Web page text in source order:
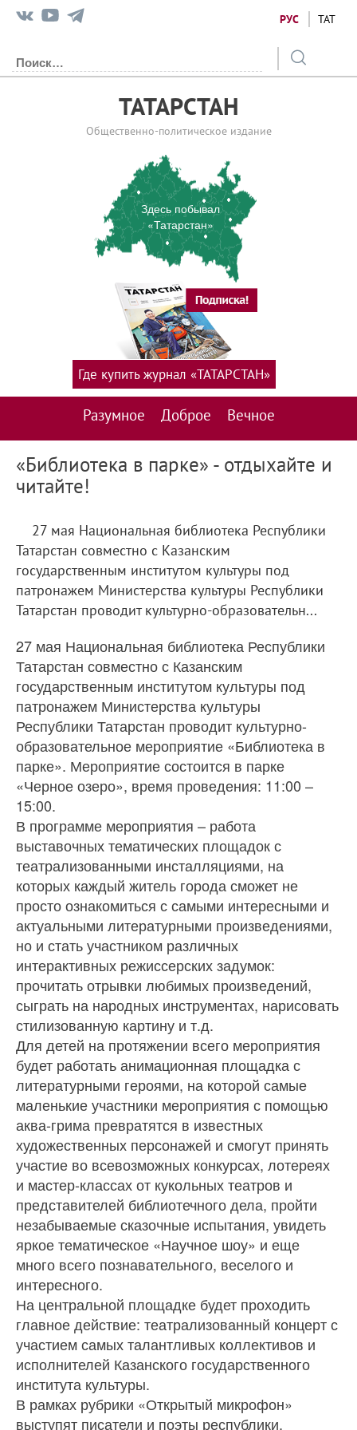
РУС ТАТ
ТАТАРСТАН
Общественно-политическое издание
Здесь побывал
«Татарстан»
Разумное Доброе Вечное
Где купить журнал «ТАТАРСТАН»
«Библиотека в парке» - отдыхайте и
читайте!
27 мая Национальная библиотека Республики
Татарстан совместно с Казанским
государственным институтом культуры под
патронажем Министерства культуры Республики
Татарстан проводит культурно-образовательн...
27 мая Национальная библиотека Республики
Татарстан совместно с Казанским
государственным институтом культуры под
патронажем Министерства культуры
Республики Татарстан проводит культурно-
образовательное мероприятие «Библиотека в
парке». Мероприятие состоится в парке
«Черное озеро», время проведения: 11:00 –
15:00.
В программе мероприятия – работа
выставочных тематических площадок с
театрализованными инсталляциями, на
которых каждый житель города сможет не
просто ознакомиться с самыми интересными и
актуальными литературными произведениями,
но и стать участником различных
интерактивных режиссерских задумок:
прочитать отрывки любимых произведений,
сыграть на народных инструментах, нарисовать
стилизованную картину и т.д.
Для детей на протяжении всего мероприятия
будет работать анимационная площадка с
литературными героями, на которой самые
маленькие участники мероприятия с помощью
аква-грима превратятся в известных
художественных персонажей и смогут принять
участие во всевозможных конкурсах, лотереях
и мастер-классах от кукольных театров и
представителей библиотечного дела, пройти
незабываемые сказочные испытания, увидеть
яркое тематическое «Научное шоу» и еще
много всего познавательного, веселого и
интересного.
На центральной площадке будет проходить
главное действие: театрализованный концерт с
участием самых талантливых коллективов и
исполнителей Казанского государственного
института культуры.
В рамках рубрики «Открытый микрофон»
выступят писатели и поэты республики,